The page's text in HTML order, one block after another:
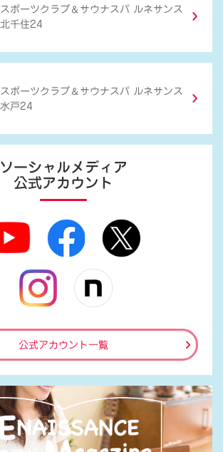
スポーツクラブ ＆ サウナスパ ルネサンス
北千住24
スポーツクラブ ＆ サウナスパ ルネサンス
水戸24
ソーシャルメディア
公式アカウント
公式アカウント一覧